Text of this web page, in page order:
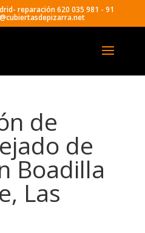
reparación 620 035 981 - 91
de
de
Boadilla
Las